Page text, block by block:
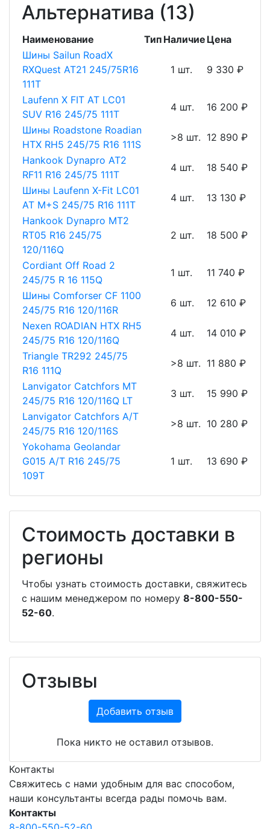
Альтернатива (13)
Наименование Тип Наличие Цена
Шины Sailun RoadX
RXQuest AT21 245/75R16
111T
1 шт. 9 330 ₽
Laufenn X FIT AT LC01
SUV R16 245/75 111T
4 шт.
16 200 ₽
Шины Roadstone Roadian
HTX RH5 245/75 R16 111S
>8 шт. 12 890 ₽
Hankook Dynapro AT2
RF11 R16 245/75 111T
4 шт.
18 540 ₽
Шины Laufenn X-Fit LC01
AT M+S 245/75 R16 111T
4 шт.
13 130 ₽
Hankook Dynapro MT2
RT05 R16 245/75
120/116Q
2 шт. 18 500 ₽
Cordiant Off Road 2
245/75 R 16 115Q
1 шт.
11 740 ₽
Шины Comforser CF 1100
245/75 R16 120/116R
6 шт.
12 610 ₽
Nexen ROADIAN HTX RH5
245/75 R16 120/116Q
4 шт.
14 010 ₽
Triangle TR292 245/75
R16 111Q
>8 шт. 11 880 ₽
Lanvigator Catchfors MT
245/75 R16 120/116Q LT
3 шт.
15 990 ₽
Lanvigator Catchfors A/T
245/75 R16 120/116S
>8 шт. 10 280 ₽
Yokohama Geolandar
G015 A/T R16 245/75
109T
1 шт. 13 690 ₽
Стоимость доставки в
регионы
Чтобы узнать стоимость доставки, свяжитесь
с нашим менеджером по номеру 8-800-550-
52-60.
Отзывы
Добавить отзыв
Пока никто не оставил отзывов.
Контакты
Свяжитесь с нами удобным для вас способом,
наши консультанты всегда рады помочь вам.
Контакты